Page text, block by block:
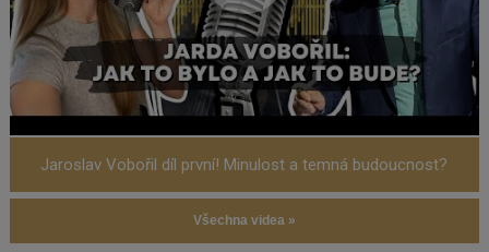
Jaroslav Vobořil díl první! Minulost a temná budoucnost?
Všechna videa »